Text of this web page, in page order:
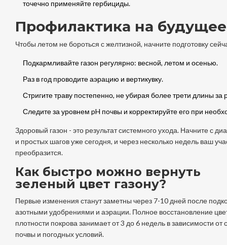
точечно применяйте гербициды.
Профилактика на будущее
Чтобы летом не бороться с желтизной, начните подготовку
Подкармливайте газон регулярно: весной, летом и осенью.
Раз в год проводите аэрацию и вертикувку.
Стригите траву постепенно, не убирая более трети длины за
Следите за уровнем pH почвы и корректируйте его при
Здоровый газон - это результат системного ухода. Начните с
и простых шагов уже сегодня, и через несколько недель ваш
преобразится.
Как быстро можно вернуть
зеленый цвет газону?
Первые изменения станут заметны через 7-10 дней после
азотными удобрениями и аэрации. Полное восстановление
плотности покрова занимает от 3 до 6 недель в зависимости от
почвы и погодных условий.